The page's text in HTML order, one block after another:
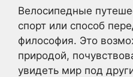
Велосипедные
спорт или способ
философия. Это
природой,
увидеть мир под